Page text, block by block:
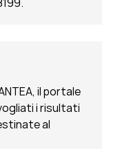
il portale
i risultati
al